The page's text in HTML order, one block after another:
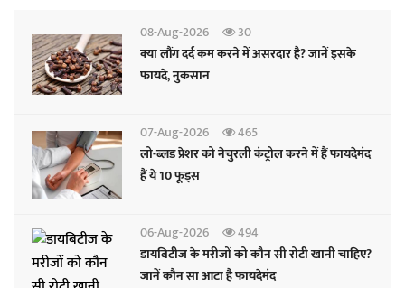
08-Aug-2026
30
क्या लौंग दर्द कम करने में असरदार है? जानें इसके
फायदे, नुकसान
07-Aug-2026
465
लो-ब्लड प्रेशर को नेचुरली कंट्रोल करने में हैं फायदेमंद
हैं ये 10 फूड्स
06-Aug-2026
494
डायबिटीज के मरीजों को कौन सी रोटी खानी चाहिए?
जानें कौन सा आटा है फायदेमंद